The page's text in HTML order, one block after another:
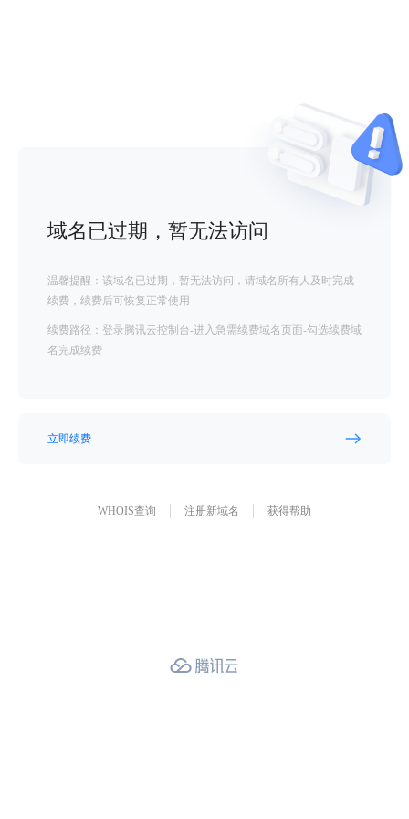
域名已过期，暂无法访问
温馨提醒：该域名已过期，暂无法访问，请域名所有人及时完成
续费，续费后可恢复正常使用
续费路径：登录腾讯云控制台-进入急需续费域名页面-勾选续费域
名完成续费
立即续费
WHOIS查询 注册新域名 获得帮助